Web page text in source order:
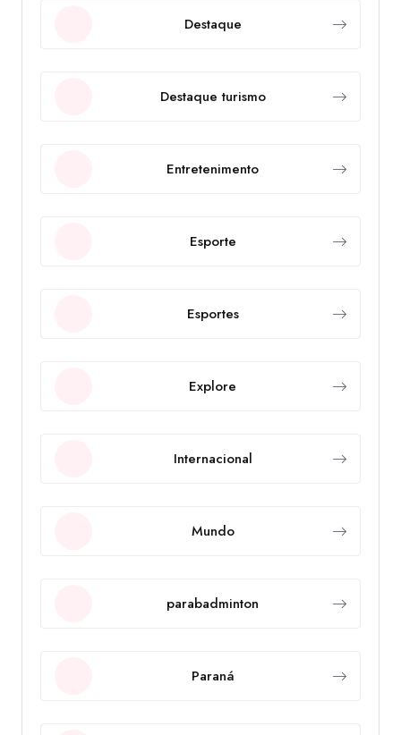
Destaque
Destaque turismo
Entretenimento
Esporte
Esportes
Explore
Internacional
Mundo
parabadminton
Paraná